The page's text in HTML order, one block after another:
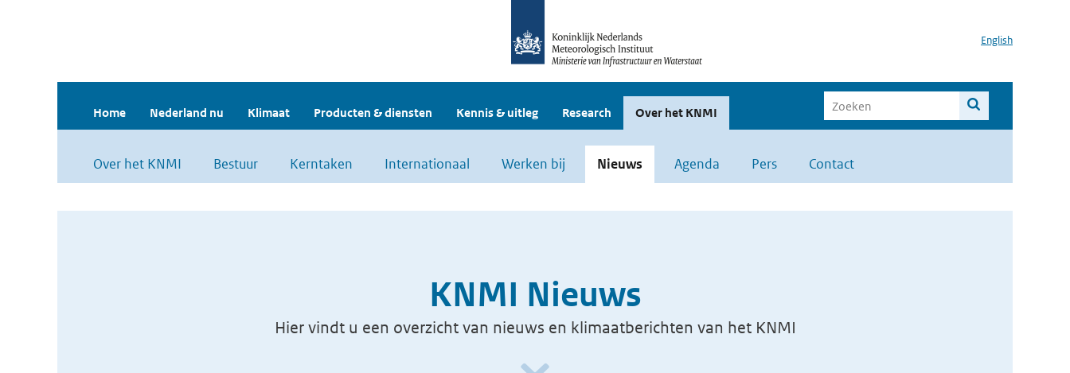
English
Home Nederland nu Klimaat Producten & diensten Kennis & uitleg Research Over het KNMI
Over het KNMI Bestuur Kerntaken Internationaal Werken bij Nieuws Agenda Pers Contact
KNMI Nieuws
Hier vindt u een overzicht van nieuws en klimaatberichten van het KNMI